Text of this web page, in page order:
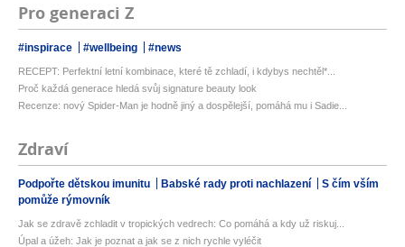
Pro generaci Z
#inspirace #wellbeing #news
RECEPT: Perfektní letní kombinace, které tě zchladí, i kdybys nechtěl*...
Proč každá generace hledá svůj signature beauty look
Recenze: nový Spider-Man je hodně jiný a dospělejší, pomáhá mu i Sadie...
Zdraví
Podpořte dětskou imunitu Babské rady proti nachlazení
S čím vším
pomůže rýmovník
Jak se zdravě zchladit v tropických vedrech: Co pomáhá a kdy už riskuj...
Úpal a úžeh: Jak je poznat a jak se z nich rychle vyléčit